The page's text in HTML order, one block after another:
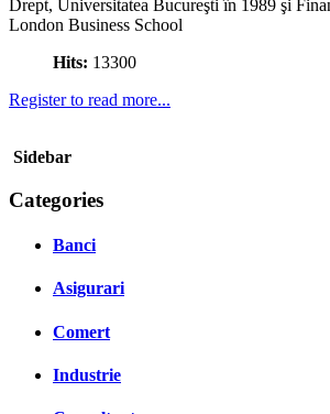
Drept, Universitatea Bucureşti în 1989 şi
London Business School
Hits: 13300
Register to read more...
Sidebar
Categories
Banci
Asigurari
Comert
Industrie